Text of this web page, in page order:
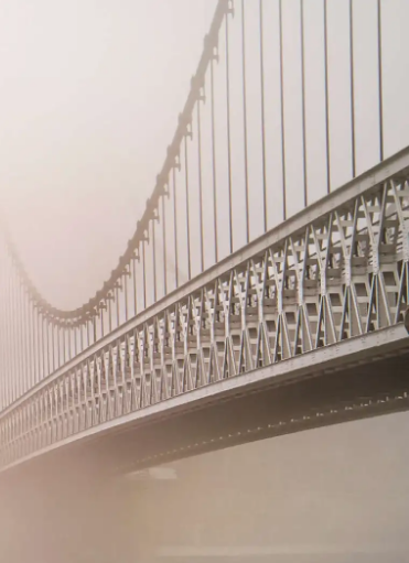
La Garzette
Le journal le plus lu les pieds dans
l'eau. Abonnez-vous !
N
La Newsletter
Les dernières nouvelles du Val de
Loire patrimoine mondial délivrées
directement dans votre boîte mail.